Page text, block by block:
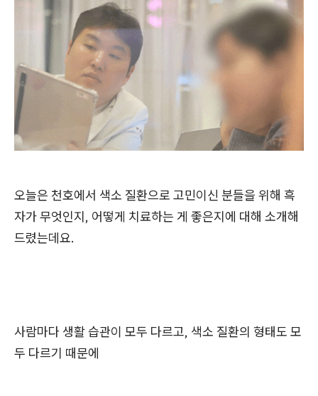
오늘은 천호에서 색소 질환으로 고민이신 분들을 위해 흑
자가 무엇인지, 어떻게 치료하는 게 좋은지에 대해 소개해
드렸는데요.
사람마다 생활 습관이 모두 다르고, 색소 질환의 형태도 모
두 다르기 때문에